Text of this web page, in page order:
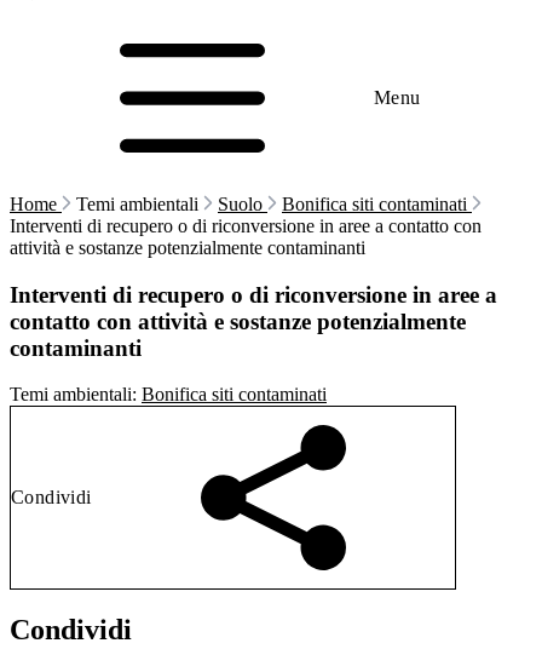
Menu
Home Temi ambientali Suolo
Bonifica siti contaminati
Interventi di recupero o di riconversione in aree a contatto con
attività e sostanze potenzialmente contaminanti
Interventi di recupero o di riconversione in aree a
contatto con attività e sostanze potenzialmente
contaminanti
Temi ambientali: Bonifica siti contaminati
Condividi
Condividi